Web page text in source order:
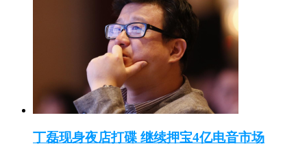
丁磊现身夜店打碟 继续押宝4亿电音市场